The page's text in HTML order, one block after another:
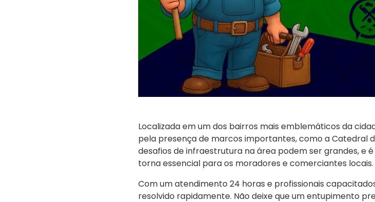
Localizada em um dos bairros mais emblemáticos da
pela presença de marcos importantes, como a Catedral
desafios de infraestrutura na área podem ser grandes, e é
torna essencial para os moradores e comerciantes locais.
Com um atendimento 24 horas e profissionais
resolvido rapidamente. Não deixe que um entupimento